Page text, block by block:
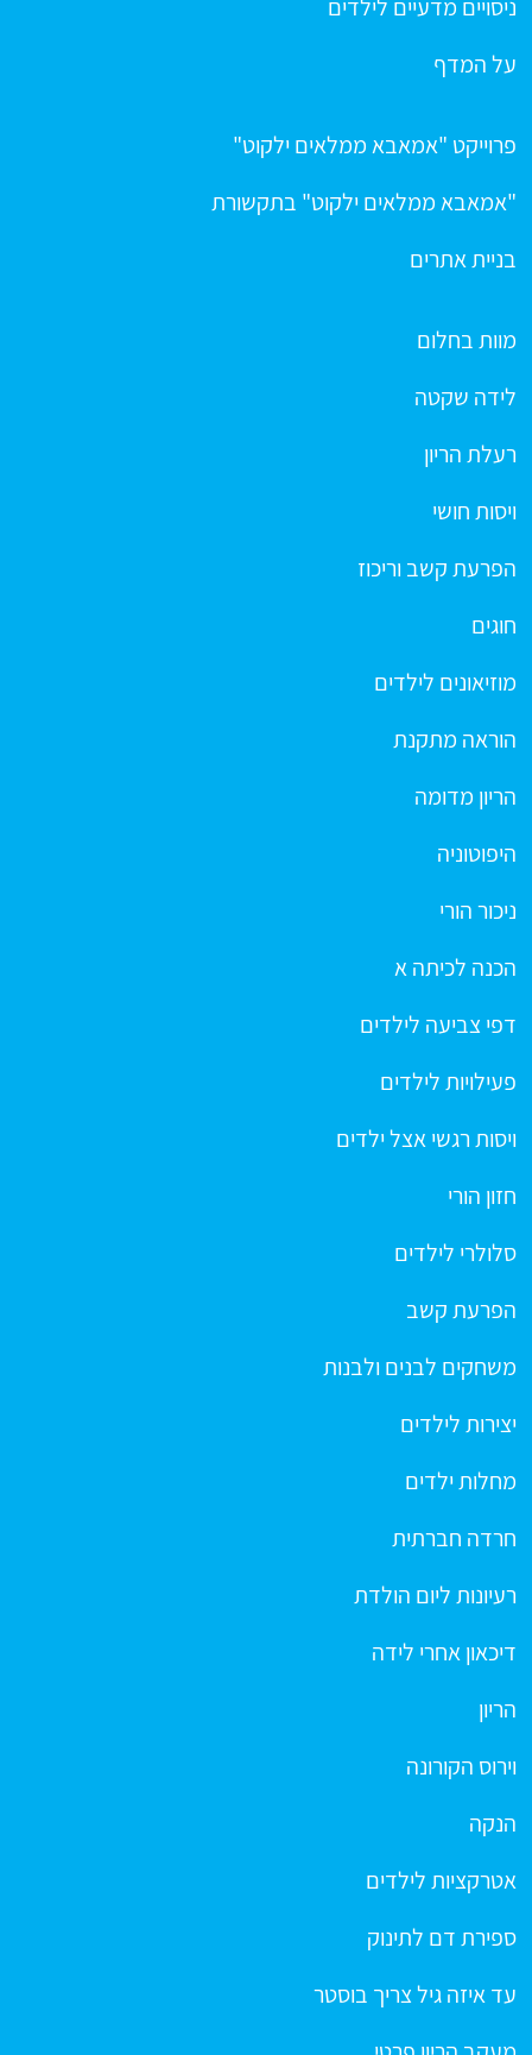
ניסויים מדעיים לילדים
על המדף
פרוייקט "אמאבא ממלאים ילקוט"
"אמאבא ממלאים ילקוט" בתקשורת
בניית אתרים
מוות בחלום
לידה שקטה
רעלת הריון
ויסות חושי
הפרעת קשב וריכוז
חוגים
מוזיאונים לילדים
הוראה מתקנת
הריון מדומה
היפוטוניה
ניכור הורי
הכנה לכיתה א
דפי צביעה לילדים
פעילויות לילדים
ויסות רגשי אצל ילדים
חזון הורי
סלולרי לילדים
הפרעת קשב
משחקים לבנים ולבנות
יצירות לילדים
מחלות ילדים
חרדה חברתית
רעיונות ליום הולדת
דיכאון אחרי לידה
הריון
וירוס הקורונה
הנקה
אטרקציות לילדים
ספירת דם לתינוק
עד איזה גיל צריך בוסטר